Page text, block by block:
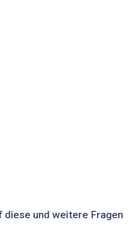
diese und weitere Fragen